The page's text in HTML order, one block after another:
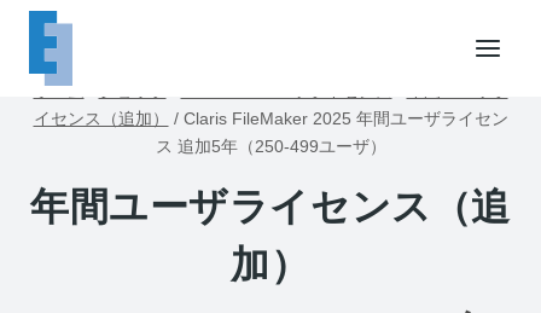
ホーム
イセンス（追加）
/ Claris FileMaker 2025 年間ユーザライセン
ス 追加5年（250-499ユーザ）
年間ユーザライセンス（追
加）